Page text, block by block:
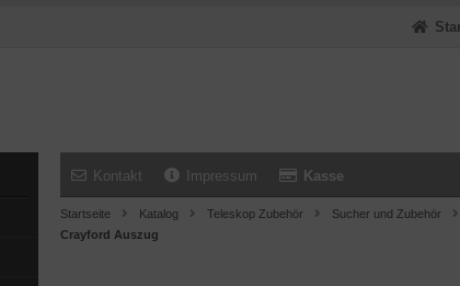
Kontakt Impressum Kasse
Startseite Katalog Teleskop Zubehör Sucher und Zubehör
Crayford Auszug